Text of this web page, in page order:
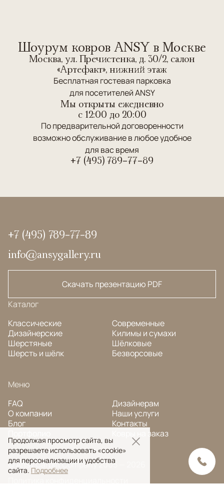
Шоурум ковров ANSY в Москве
Москва, ул. Пречистенка, д. 30/2, салон
«Артефакт», нижний этаж
Бесплатная гостевая парковка
для посетителей ANSY
Мы открыты ежедневно
c 12:00 до 20:00
По предварительной договоренности
возможно обслуживание в любое удобное
для вас время
+7 (495) 789-77-89
+7 (495) 789-77-89
info@ansygallery.ru
Скачать презентацию PDF
Каталог
Классические
Дизайнерские
Шерстяные
Шерсть и шёлк
Современные
Килимы и сумахи
Шёлковые
Безворсовые
Меню
FAQ
О компании
Блог
Дизайнерам
Наши услуги
Контакты
Ковры на заказ
© Ansy Carpet Company 2005 — 2026
Продолжая просмотр сайта, вы
разрешаете использовать «cookie»
для персонализации и удобства
сайта. Подробнее